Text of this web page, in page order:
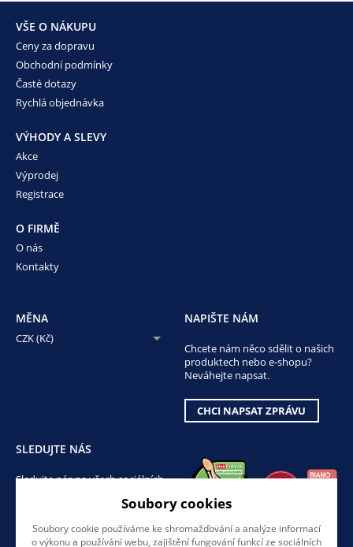
VŠE O NÁKUPU
Ceny za dopravu
Obchodní podmínky
Časté dotazy
Rychlá objednávka
VÝHODY A SLEVY
Akce
Výprodej
Registrace
O FIRMĚ
O nás
Kontakty
MĚNA
CZK (Kč)
NAPIŠTE NÁM
Chcete nám něco sdělit o našich
produktech nebo e-shopu?
Neváhejte napsat.
CHCI NAPSAT ZPRÁVU
SLEDUJTE NÁS
Sledujte nás na všech sociálních
Soubory cookies
Soubory cookie používáme ke shromažďování a analýze informací
o výkonu a používání webu, zajištění fungování funkcí ze sociálních